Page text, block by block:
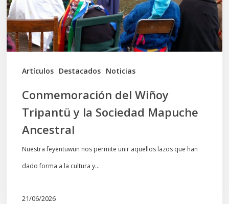
Artículos Destacados Noticias
Sociedad
Mapuche
Ancestral
Conmemoración del Wiñoy
Tripantü y la Sociedad Mapuche
Ancestral
Nuestra feyentuwün nos permite unir aquellos lazos que han
dado forma a la cultura y…
21/06/2026